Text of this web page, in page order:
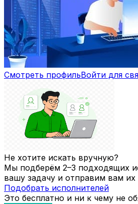
Смотреть профильВойти для
Не хотите искать вручную?
Мы подберём 2–3 подходящих
вашу задачу и отправим вам их
Подобрать исполнителей
Это бесплатно и ни к чему не